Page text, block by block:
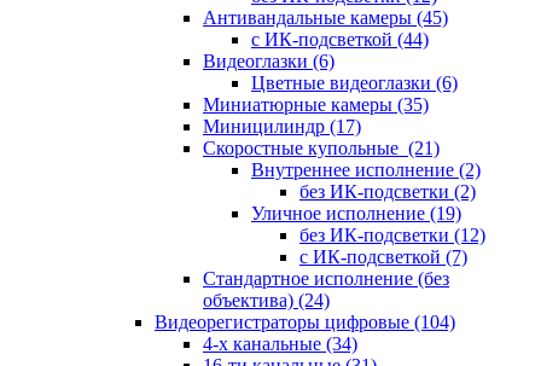
Антивандальные камеры (45)
с ИК-подсветкой (44)
Видеоглазки (6)
Цветные видеоглазки (6)
Миниатюрные камеры (35)
Миницилиндр (17)
Скоростные купольные (21)
Внутреннее исполнение (2)
без ИК-подсветки (2)
Уличное исполнение (19)
без ИК-подсветки (12)
с ИК-подсветкой (7)
Стандартное исполнение (без
объектива) (24)
Видеорегистраторы цифровые (104)
4-х канальные (34)